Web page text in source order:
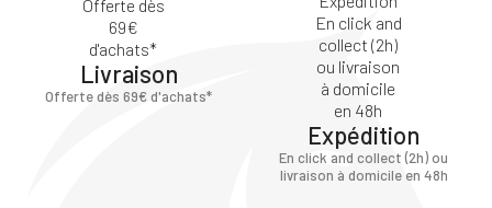
Livraison
Offerte dès 69€ d'achats*
Expédition
En click and collect (2h) ou
livraison à domicile en 48h